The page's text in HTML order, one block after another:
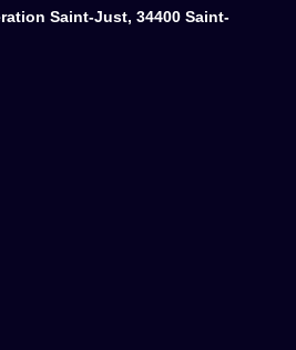
Saint-Just, 34400 Saint-